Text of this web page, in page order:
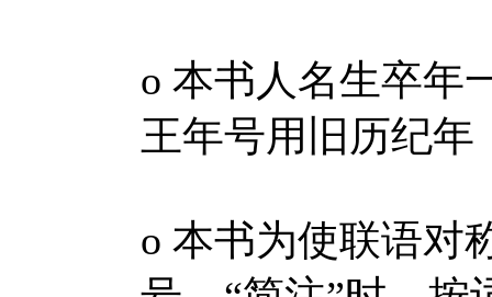
ο 本书人名生卒年
王年号用旧历纪
ο 本书为使联语对